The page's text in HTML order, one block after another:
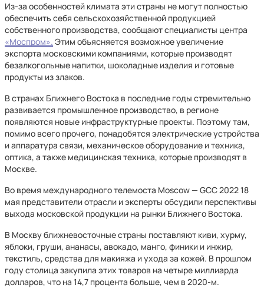
Из-за особенностей климата эти страны не могут полностью
обеспечить себя сельскохозяйственной продукцией
собственного производства, сообщают специалисты центра
«Моспром». Этим объясняется возможное увеличение
экспорта московскими компаниями, которые производят
безалкогольные напитки, шоколадные изделия и готовые
продукты из злаков.
В странах Ближнего Востока в последние годы стремительно
развивается промышленное производство, в регионе
появляются новые инфраструктурные проекты. Поэтому там,
помимо всего прочего, понадобятся электрические устройства
и аппаратура связи, механическое оборудование и техника,
оптика, а также медицинская техника, которые производят в
Москве.
Во время международного телемоста Moscow — GCC 2022 18
мая представители отрасли и эксперты обсудили перспективы
выхода московской продукции на рынки Ближнего Востока.
В Москву ближневосточные страны поставляют киви, хурму,
яблоки, груши, ананасы, авокадо, манго, финики и инжир,
текстиль, средства для макияжа и ухода за кожей. В прошлом
году столица закупила этих товаров на четыре миллиарда
долларов, что на 14,7 процента больше, чем в 2020-м.